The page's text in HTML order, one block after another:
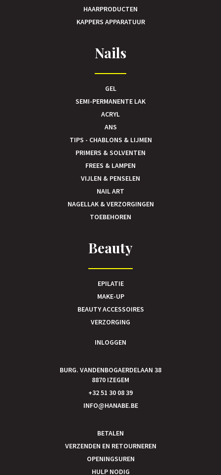
HAARPRODUCTEN
KAPPERS APPARATUUR
Nails
GEL
SEMI-PERMANENTE LAK
ACRYL
ANS
TIPS - CHABLONS & LIJMEN
PRIMERS & SOLVENTEN
FREES & LAMPEN
VIJLEN & PENSELEN
NAIL ART
NAGELLAK & VERZORGINGEN
TOEBEHOREN
Beauty
EPILATIE
MAKE-UP
BEAUTY ACCESSOIRES
VERZORGING
INLOGGEN
BURG. VANDENBOGAERDELAAN 38
8870 IZEGEM
+32 51 30 08 39
INFO@HANABE.BE
BETALEN
VERZENDEN EN RETOURNEREN
OPENINGSUREN
HULP NODIG